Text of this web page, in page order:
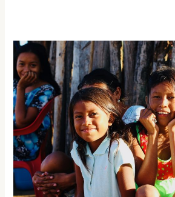
Valledupar